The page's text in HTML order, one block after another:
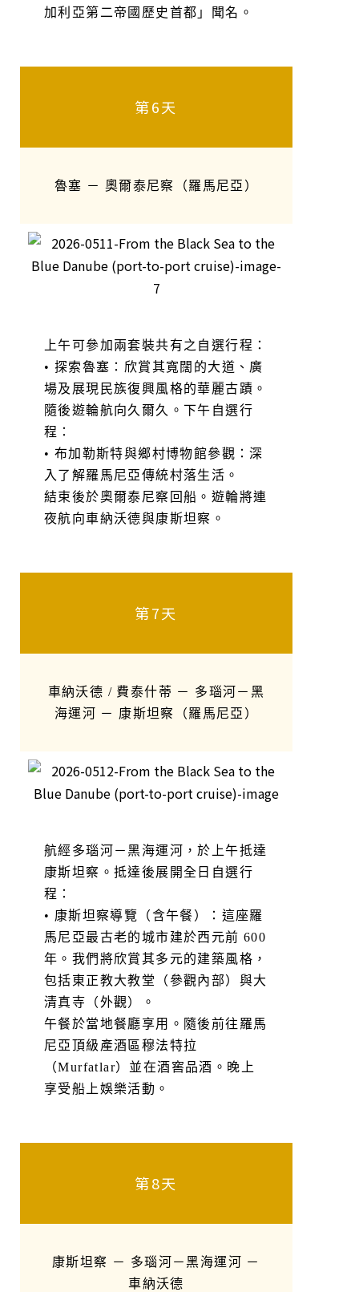
加利亞第二帝國歷史首都」聞名。
第6天
魯塞 － 奧爾泰尼察（羅馬尼亞）
上午可參加兩套裝共有之自選行程：
• 探索魯塞：欣賞其寬闊的大道、廣
場及展現民族復興風格的華麗古蹟。
隨後遊輪航向久爾久。下午自選行
程：
• 布加勒斯特與鄉村博物館參觀：深
入了解羅馬尼亞傳統村落生活。
結束後於奧爾泰尼察回船。遊輪將連
夜航向車納沃德與康斯坦察。
第7天
車納沃德 / 費泰什蒂 － 多瑙河－黑
海運河 － 康斯坦察（羅馬尼亞）
航經多瑙河－黑海運河，於上午抵達
康斯坦察。抵達後展開全日自選行
程：
• 康斯坦察導覽（含午餐）：這座羅
馬尼亞最古老的城市建於西元前 600
年。我們將欣賞其多元的建築風格，
包括東正教大教堂（參觀內部）與大
清真寺（外觀）。
午餐於當地餐廳享用。隨後前往羅馬
尼亞頂級產酒區穆法特拉
（Murfatlar）並在酒窖品酒。晚上
享受船上娛樂活動。
第8天
康斯坦察 － 多瑙河－黑海運河 －
車納沃德